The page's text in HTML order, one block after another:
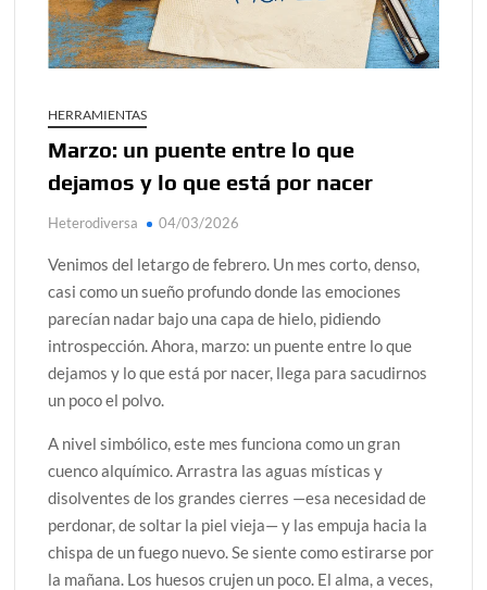
¿Conoces al rey del trópico? Seguro que sí
Día de Independencia 2026: de Patria Boba a Colombia
Salud mental digital: cómo frenar la ansiedad que
generan las redes sociales
Denuncia por violencia sexual en Colombia: así avanza
HERRAMIENTAS
Marzo: un puente entre lo que
dejamos y lo que está por nacer
Heterodiversa 04/03/2026
Venimos del letargo de febrero. Un mes corto, denso,
casi como un sueño profundo donde las emociones
parecían nadar bajo una capa de hielo, pidiendo
introspección. Ahora, marzo: un puente entre lo que
dejamos y lo que está por nacer, llega para sacudirnos
un poco el polvo.
A nivel simbólico, este mes funciona como un gran
cuenco alquímico. Arrastra las aguas místicas y
disolventes de los grandes cierres —esa necesidad de
perdonar, de soltar la piel vieja— y las empuja hacia la
chispa de un fuego nuevo. Se siente como estirarse por
la mañana. Los huesos crujen un poco. El alma, a veces,